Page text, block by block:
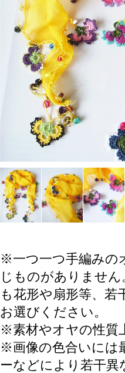
※一つ一つ手編みの
じものがありませ
も花形や扇形等、
お選びください。
※素材やオヤの性質
※画像の色合いには
ーなどにより若干